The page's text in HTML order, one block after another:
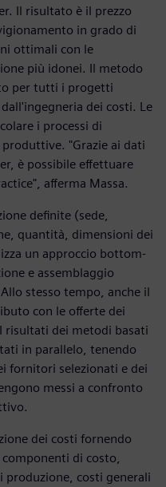
Il risultato è il prezzo
in grado di
ottimali con le
più idonei. Il metodo
per tutti i progetti
dei costi. Le
i processi di
"Grazie ai dati
è possibile effettuare
afferma Massa.
definite (sede,
quantità, dimensioni dei
un approccio bottom-
e assemblaggio
stesso tempo, anche il
con le offerte dei
dei metodi basati
in parallelo, tenendo
fornitori selezionati e dei
messi a confronto
dei costi fornendo
di costo,
produzione, costi generali